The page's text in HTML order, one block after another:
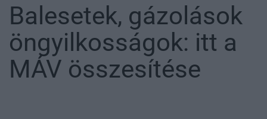
Balesetek, gázolások
öngyilkosságok: itt a
MÁV összesítése